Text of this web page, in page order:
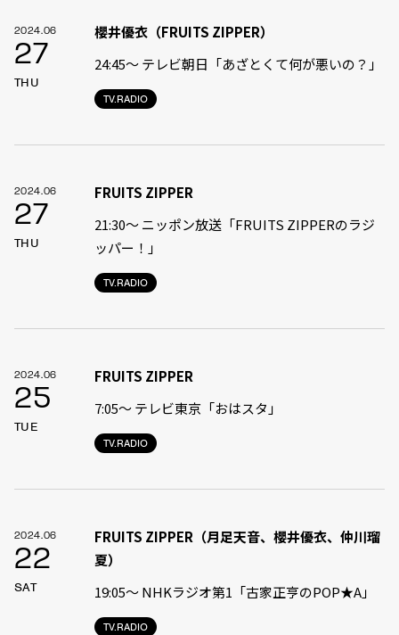
2024.06
27
THU
TV.RADIO
櫻井優衣（FRUITS ZIPPER）
24:45〜 テレビ朝日「あざとくて何が悪いの？」
2024.06
27
THU
TV.RADIO
FRUITS ZIPPER
21:30〜 ニッポン放送「FRUITS ZIPPERのラジ
ッパー！」
2024.06
25
TUE
TV.RADIO
FRUITS ZIPPER
7:05〜 テレビ東京「おはスタ」
2024.06
22
SAT
TV.RADIO
FRUITS ZIPPER（月足天音、櫻井優衣、仲川瑠
夏）
19:05〜 NHKラジオ第1「古家正亨のPOP★A」